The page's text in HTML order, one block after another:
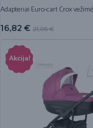
Adapteriai Euro-cart Crox
21,05€
16,82 €
Akcija!